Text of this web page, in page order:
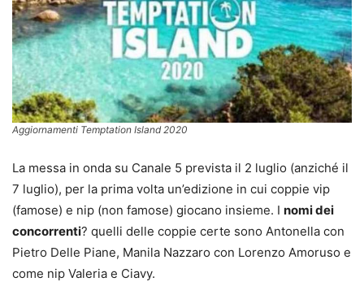
Aggiornamenti Temptation Island 2020
La messa in onda su Canale 5 prevista il 2 luglio (anziché il
7 luglio), per la prima volta un’edizione in cui coppie vip
(famose) e nip (non famose) giocano insieme. I nomi dei
concorrenti? quelli delle coppie certe sono Antonella con
Pietro Delle Piane, Manila Nazzaro con Lorenzo Amoruso e
come nip Valeria e Ciavy.